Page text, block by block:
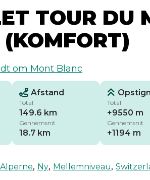
TOUR DU
om Mont Blanc
Afstand
Total
149.6 km
Gennemsnit
18.7 km
Total
+9550 m
Gennemsnit
+1194 m
Alperne, Ny, Mellemniveau,